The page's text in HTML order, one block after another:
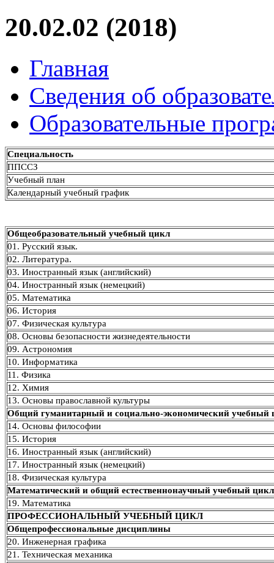
20.02.02 (2018)
Главная
Сведения об
Образовательные
Специальность
ППССЗ
Учебный план
Календарный учебный график
Общеобразовательный учебный цикл
01. Русский язык.
02. Литература.
03. Иностранный язык (английский)
04. Иностранный язык (немецкий)
05. Математика
06. История
07. Физическая культура
08. Основы безопасности жизнедеятельности
09. Астрономия
10. Информатика
11. Физика
12. Химия
13. Основы православной культуры
Общий гуманитарный и социально-экономический учебный
14. Основы философии
15. История
16. Иностранный язык (английский)
17. Иностранный язык (немецкий)
18. Физическая культура
Математический и общий естественнонаучный учебный цикл
19. Математика
ПРОФЕССИОНАЛЬНЫЙ УЧЕБНЫЙ ЦИКЛ
Общепрофессиональные дисциплины
20. Инженерная графика
21. Техническая механика